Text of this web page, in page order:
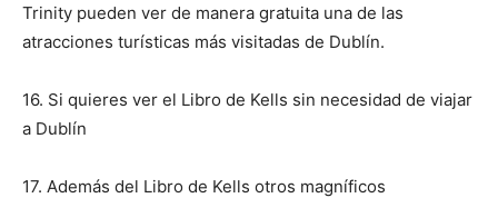
Trinity pueden ver de manera gratuita una de las
atracciones turísticas más visitadas de Dublín.
16. Si quieres ver el Libro de Kells sin necesidad de viajar
a Dublín
17. Además del Libro de Kells otros magníficos